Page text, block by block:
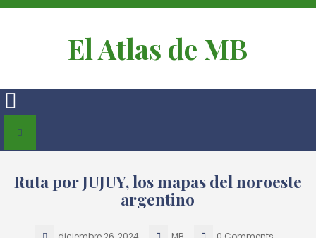
El Atlas de MB
Ruta por JUJUY, los mapas del noroeste
argentino